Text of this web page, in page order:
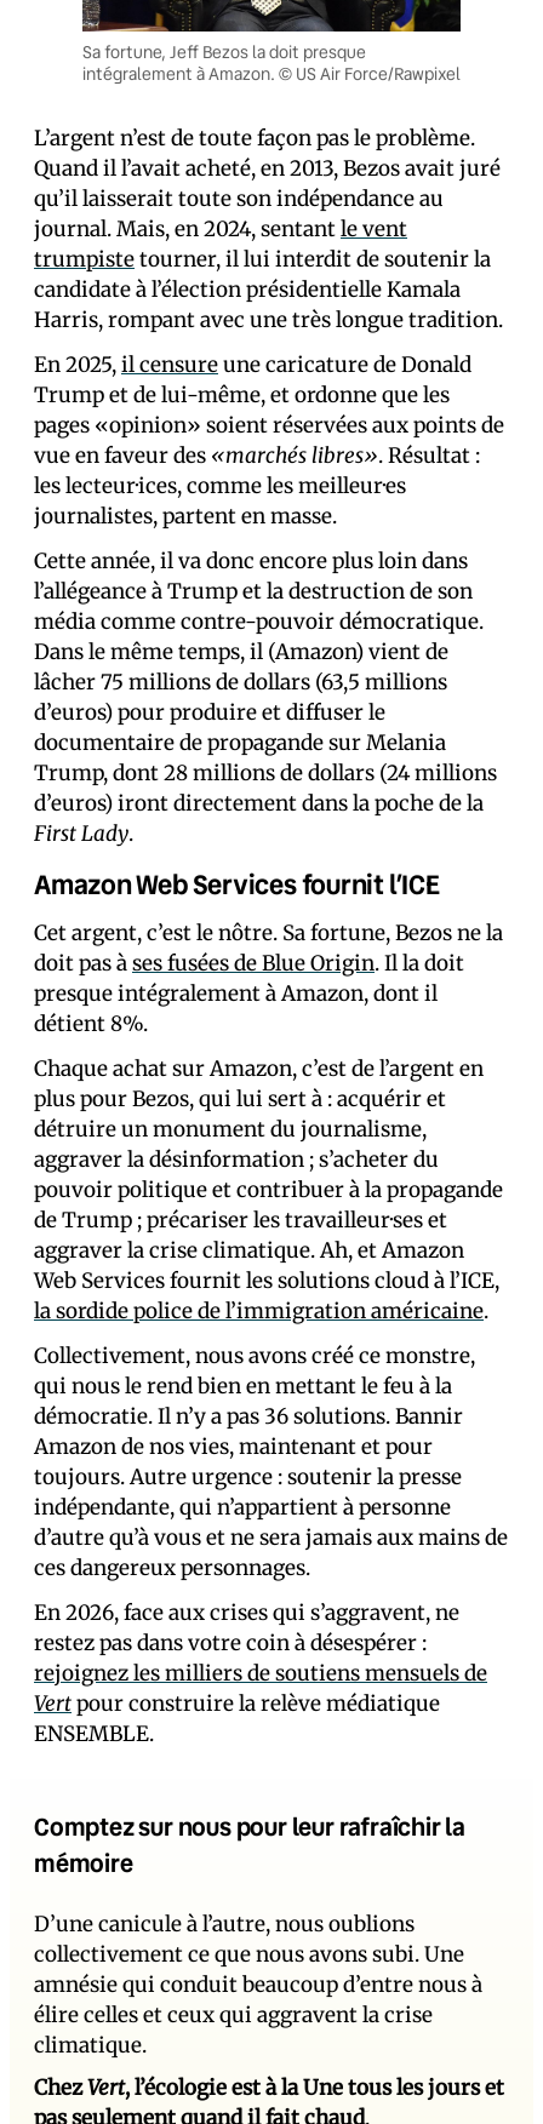
Sa fortune, Jeff Bezos la doit presque
intégralement à Amazon. © US Air Force/Rawpixel
L’argent n’est de toute façon pas le problème.
Quand il l’avait acheté, en 2013, Bezos avait juré
qu’il laisserait toute son indépendance au
journal. Mais, en 2024, sentantle vent
trumpistetourner, il lui interdit de soutenir la
candidate à l’élection présidentielle Kamala
Harris, rompant avec une très longue tradition.
En 2025,il censureune caricature de Donald
Trump et de lui-même, et ordonne que les
pages «opinion» soient réservées aux points de
vue en faveur des «marchés libres». Résultat :
les lecteur·ices, comme les meilleur·es
journalistes, partent en masse.
Cette année, il va donc encore plus loin dans
l’allégeance à Trump et la destruction de son
média comme contre-pouvoir démocratique.
Dans le même temps, il (Amazon) vient de
lâcher 75 millions de dollars (63,5 millions
d’euros) pour produire et diffuser le
documentaire de propagande sur Melania
Trump, dont 28 millions de dollars (24 millions
d’euros) iront directement dans la poche de la
First Lady.
Amazon Web Services fournit l’ICE
Cet argent, c’est le nôtre. Sa fortune, Bezos ne la
doit pas àses fusées de Blue Origin. Il la doit
presque intégralement à Amazon, dont il
détient 8%.
Chaque achat sur Amazon, c’est de l’argent en
plus pour Bezos, qui lui sert à : acquérir et
détruire un monument du journalisme,
aggraver la désinformation ; s’acheter du
pouvoir politique et contribuer à la propagande
de Trump ; précariser les travailleur·ses et
aggraver la crise climatique. Ah, et Amazon
Web Services fournit les solutions cloud à l’ICE,
la sordide police de l’immigration américaine.
Collectivement, nous avons créé ce monstre,
qui nous le rend bien en mettant le feu à la
démocratie. Il n’y a pas 36 solutions. Bannir
Amazon de nos vies, maintenant et pour
toujours. Autre urgence : soutenir la presse
indépendante, qui n’appartient à personne
d’autre qu’à vous et ne sera jamais aux mains de
ces dangereux personnages.
En 2026, face aux crises qui s’aggravent, ne
restez pas dans votre coin à désespérer :
rejoignez les milliers de soutiens mensuels de
Vertpour construire la relève médiatique
ENSEMBLE.
Comptez sur nous pour leur rafraîchir la
mémoire
D’une canicule à l’autre, nous oublions
collectivement ce que nous avons subi. Une
amnésie qui conduit beaucoup d’entre nous à
élire celles et ceux qui aggravent la crise
climatique.
ChezVert, l’écologie est à la Une tous les jours et
pas seulement quand il fait chaud.